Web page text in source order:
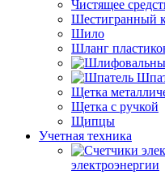
Чистящее
Шестигранный
Шило
Шланг
Щетка
Щетка с ручкой
Щипцы
Учетная техника
электроэнергии